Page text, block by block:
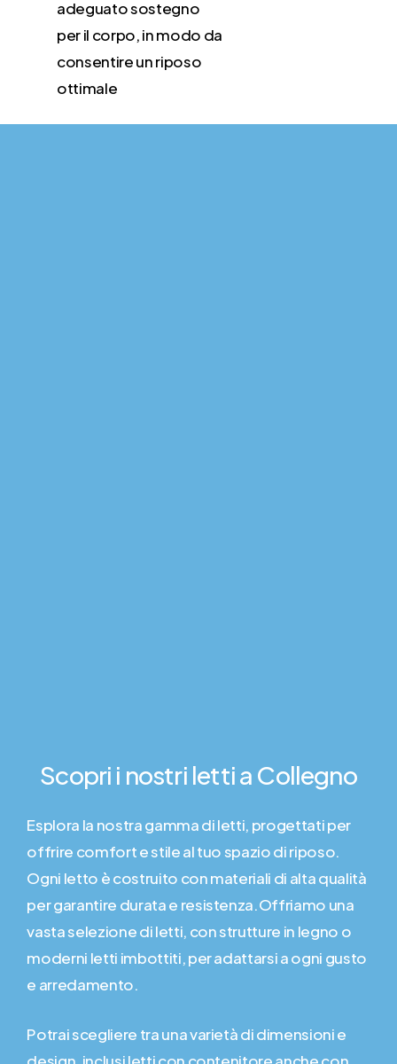
adeguato sostegno
per il corpo, in modo da
consentire un riposo
ottimale
Scopri i nostri lettia Collegno
Esplora la nostra gamma di letti, progettati per
offrire comfort e stile al tuo spazio di riposo.
Ogni letto è costruito con materiali di alta qualità
per garantire durata e resistenza.Offriamo una
vasta selezione di letti, con strutture in legno o
moderni letti imbottiti, per adattarsi a ogni gusto
e arredamento.
Potrai scegliere tra una varietà di dimensioni e